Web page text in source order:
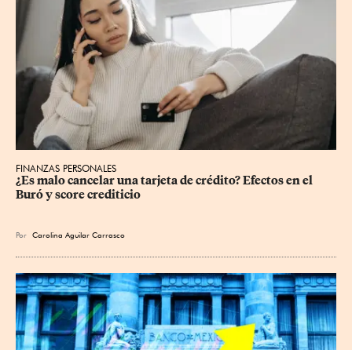
FINANZAS PERSONALES
¿Es malo cancelar una tarjeta de crédito? Efectos en el
Buró y score crediticio
Por Carolina Aguilar Carrasco